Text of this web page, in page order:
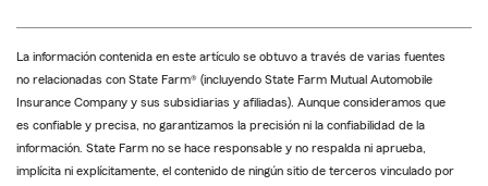
La información contenida en este artículo se obtuvo a través de varias fuentes
no relacionadas con State Farm® (incluyendo State Farm Mutual Automobile
Insurance Company y sus subsidiarias y afiliadas). Aunque consideramos que
es confiable y precisa, no garantizamos la precisión ni la confiabilidad de la
información. State Farm no se hace responsable y no respalda ni aprueba,
implícita ni explícitamente, el contenido de ningún sitio de terceros vinculado por